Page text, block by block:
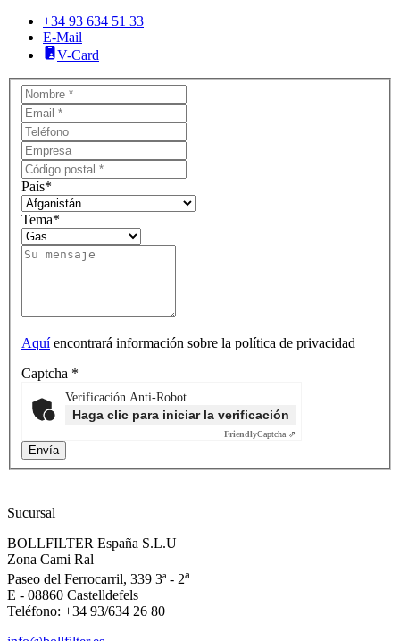
+34 93 634 51 33
E-Mail
V-Card
País*
Tema*
Aquíencontrará información sobre la política de privacidad
Captcha *
Verificación Anti-Robot
Haga clic para iniciar la verificación
FriendlyCaptcha ⇗
Sucursal
BOLLFILTER España S.L.U
Zona Cami Ral
Paseo del Ferrocarril, 339 3ª - 2a
E - 08860 Castelldefels
Teléfono: +34 93/634 26 80